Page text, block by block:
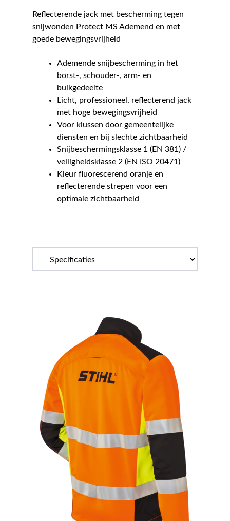
Reflecterende jack met bescherming tegen
snijwonden Protect MS Ademend en met
goede bewegingsvrijheid
Ademende snijbescherming in het
borst-, schouder-, arm- en
buikgedeelte
Licht, professioneel, reflecterend jack
met hoge bewegingsvrijheid
Voor klussen door gemeentelijke
diensten en bij slechte zichtbaarheid
Snijbeschermingsklasse 1 (EN 381) /
veiligheidsklasse 2 (EN ISO 20471)
Kleur fluorescerend oranje en
reflecterende strepen voor een
optimale zichtbaarheid